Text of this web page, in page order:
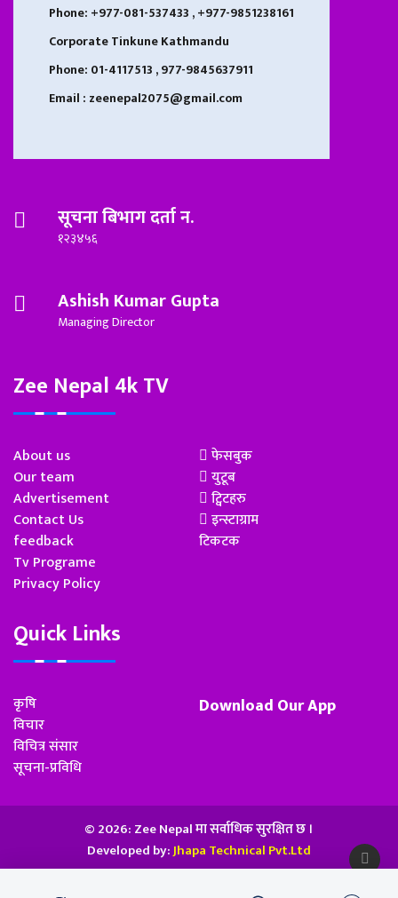
Phone: +977-081-537433 , +977-9851238161
Corporate Tinkune Kathmandu
Phone: 01-4117513 , 977-9845637911
Email : zeenepal2075@gmail.com
सूचना बिभाग दर्ता न.
१२३४५६
Ashish Kumar Gupta
Managing Director
Zee Nepal 4k TV
About us
Our team
Advertisement
Contact Us
feedback
Tv Programe
Privacy Policy
फेसबुक
युटूब
ट्विटहरु
इन्स्टाग्राम
टिकटक
Quick Links
कृषि
विचार
विचित्र संसार
सूचना-प्रविधि
Download Our App
© 2026: Zee Nepal मा सर्वाधिक सुरक्षित छ ।
Developed by:Jhapa Technical Pvt.Ltd